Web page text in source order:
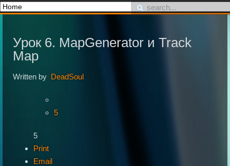
Урок 6. MapGenerator и Track
Map
Written by DeadSoul
5
5
Print
Email